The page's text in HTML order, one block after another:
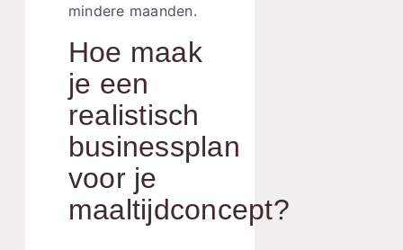
mindere maanden.
Hoe maak
je een
realistisch
businessplan
voor je
maaltijdconcept?